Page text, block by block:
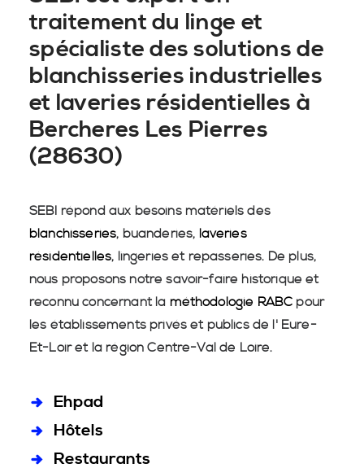
traitement du linge et
spécialiste des solutions de
blanchisseries industrielles
et laveries résidentielles à
Bercheres Les Pierres
(28630)
SEBI répond aux besoins matériels des
blanchisseries, buanderies, laveries
résidentielles, lingeries et repasseries. De plus,
nous proposons notre savoir-faire historique et
reconnu concernant la méthodologie RABC pour
les établissements privés et publics de l' Eure-
Et-Loir et la région Centre-Val de Loire.
Ehpad
Hôtels
Restaurants